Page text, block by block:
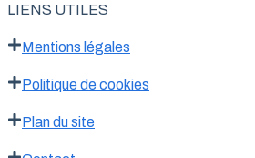
LIENS UTILES
Mentions légales
Politique de cookies
Plan du site